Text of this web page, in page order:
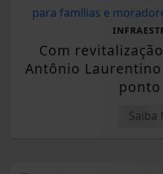
Com
Antônio
Saiba